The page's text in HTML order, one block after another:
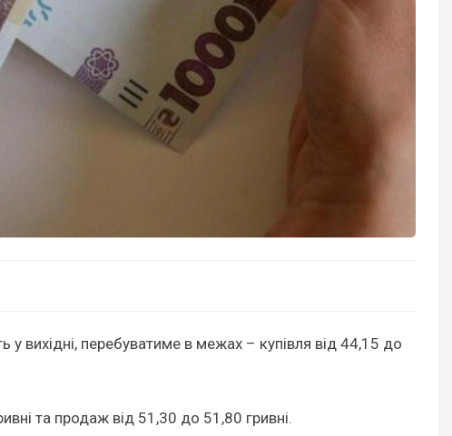
у вихідні, перебуватиме в межах – купівля від 44,15 до
та продаж від 51,30 до 51,80 гривні.